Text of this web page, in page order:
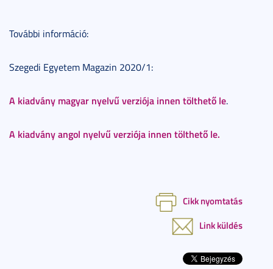
További információ:
Szegedi Egyetem Magazin 2020/1:
A kiadvány magyar nyelvű verziója innen tölthető le.
A kiadvány angol nyelvű verziója innen tölthető le.
Cikk nyomtatás
Link küldés